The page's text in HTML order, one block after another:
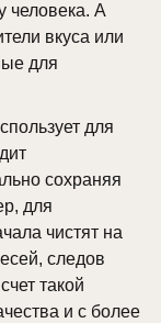
человека. А
вкуса или
для
для
сохраняя
для
чистят на
следов
такой
и с более